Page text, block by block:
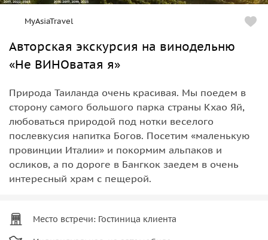
MyAsiaTravel
Авторская экскурсия на винодельню
«Не ВИНОватая я»
Природа Таиланда очень красивая. Мы поедем в
сторону самого большого парка страны Кхао Яй,
любоваться природой под нотки веселого
послевкусия напитка Богов. Посетим «маленькую
провинции Италии» и покормим альпаков и
осликов, а по дороге в Бангкок заедем в очень
интересный храм с пещерой.
Место встречи: Гостиница клиента